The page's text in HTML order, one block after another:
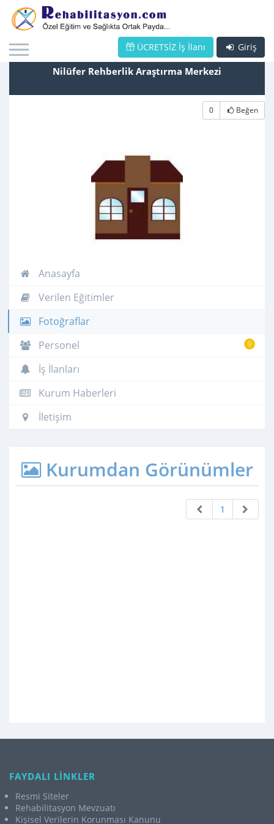
Giriş
ÜCRETSİZ İş İlanı
Nilüfer Rehberlik Araştırma Merkezi
0 Beğen
Anasayfa
Verilen Eğitimler
Fotoğraflar
9
Personel
İş İlanları
Kurum Haberleri
İletişim
Kurumdan Görünümler
1
FAYDALI LİNKLER
Resmi Siteler
Rehabilitasyon Mevzuatı
Kişisel Verilerin Korunması Kanunu